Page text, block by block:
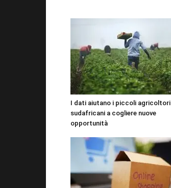
I dati aiutano i piccoli agricoltori
sudafricani a cogliere nuove
opportunità